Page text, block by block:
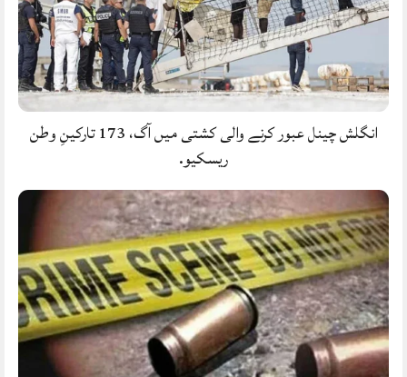
انگلش چینل عبور کرنے والی کشتی میں آگ، 173 تارکینِ وطن
ریسکیو.